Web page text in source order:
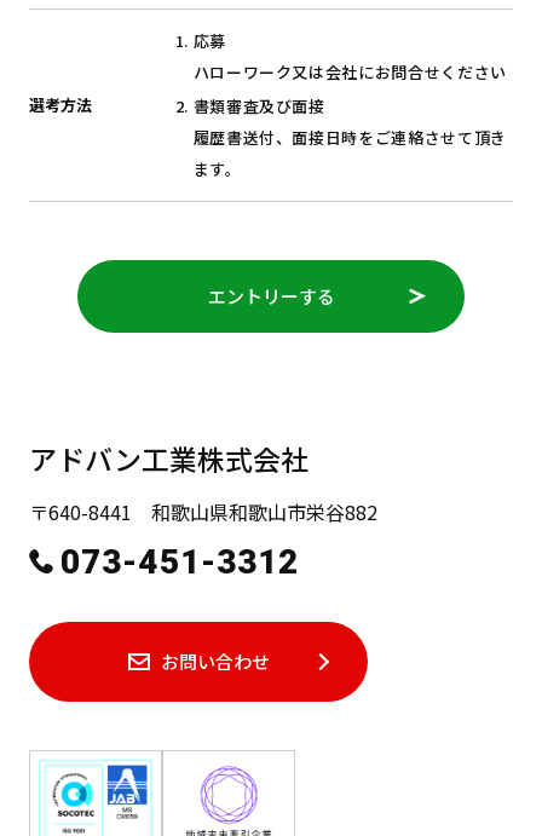
選考方法
応募
ハローワーク又は会社にお問合せください
書類審査及び面接
履歴書送付、面接日時をご連絡させて頂き
ます。
エントリーする
アドバン工業株式会社
〒640-8441 和歌山県和歌山市栄谷882
073-451-3312
お問い合わせ